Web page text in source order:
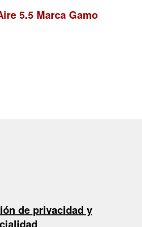
5.5 Marca Gamo
de privacidad y